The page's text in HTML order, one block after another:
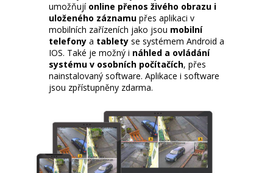
umožňují online přenos živého obrazu i
uloženého záznamu přes aplikaci v
mobilních zařízeních jako jsou mobilní
telefony a tablety se systémem Android a
IOS. Také je možný i náhled a ovládání
systému v osobních počítačích, přes
nainstalovaný software. Aplikace i software
jsou zpřístupněny zdarma.